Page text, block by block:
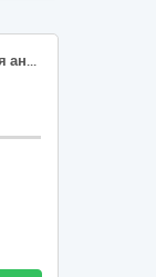
Конструкційні матеріали для обладнання антидронового та протикумулятивного захисту техніки спеціального призначення (у складі: профіль 45×45×3 мм)